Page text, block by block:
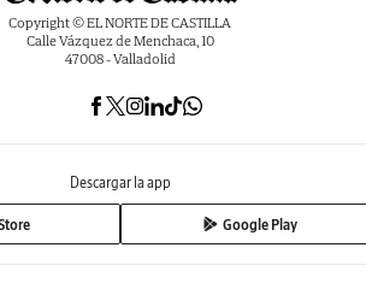
Copyright © EL NORTE DE CASTILLA
Calle Vázquez de Menchaca, 10
47008 - Valladolid
Descargar la app
Google Play